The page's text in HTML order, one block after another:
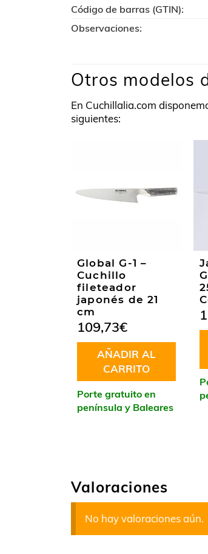
Código de barras (GTIN):
Observaciones:
Otros modelos
En Cuchillalia.com
siguientes:
Global G-1 –
Cuchillo
fileteador
japonés de 21
cm
109,73€
AÑADIR AL
CARRITO
Porte gratuito en
península y Baleares
Valoraciones
No hay valoraciones aún.